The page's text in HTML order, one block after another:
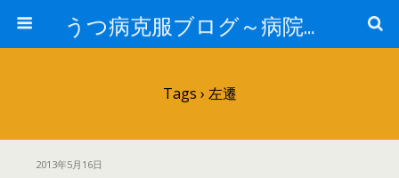
うつ病克服ブログ～病院へ行かずに治療するには～
Tags › 左遷
2013年5月16日